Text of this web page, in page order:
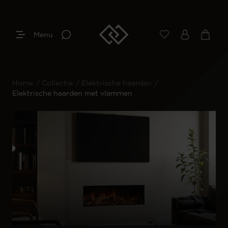
Menu
Home / Collectie / Elektrische haarden
/
Elektrische haarden met vlammen